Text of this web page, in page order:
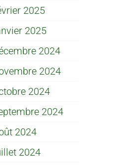
2025
2025
2024
2024
2024
2024
2024
2024